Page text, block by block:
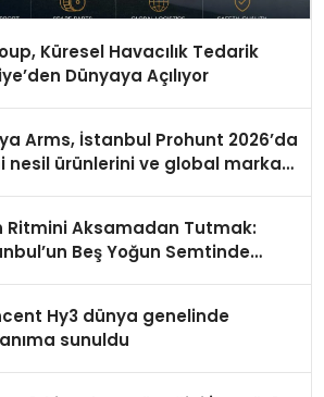
Küresel Havacılık Tedarik
Dünyaya Açılıyor
Arms, İstanbul Prohunt 2026’da
nesil ürünlerini ve global marka
Ritmini Aksamadan Tutmak:
Beş Yoğun Semtinde
Hy3 dünya genelinde
sunuldu